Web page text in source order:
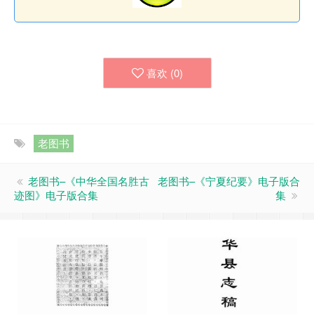
喜欢 (0)
老图书
老图书–《中华全国名胜古
迹图》电子版合集
老图书–《宁夏纪要》电子版合
集